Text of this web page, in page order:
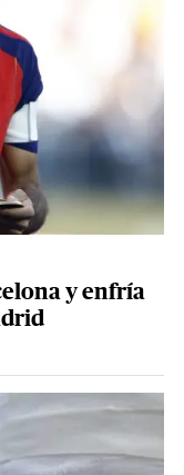
y enfría